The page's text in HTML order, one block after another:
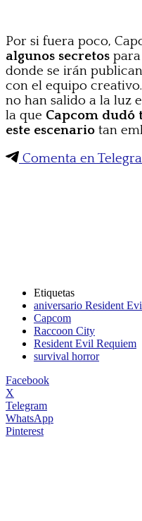
Por si fuera poco,
algunos secretos
donde se irán
con el equipo
no han salido a la luz
la que Capcom dudó
este escenario tan
Comenta en
Etiquetas
aniversario Resident
Capcom
Raccoon City
Resident Evil Requiem
survival horror
Facebook
X
Telegram
WhatsApp
Pinterest